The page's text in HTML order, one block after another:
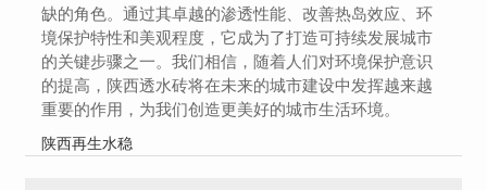
缺的角色。通过其卓越的渗透性能、改善热岛效应、环
境保护特性和美观程度，它成为了打造可持续发展城市
的关键步骤之一。我们相信，随着人们对环境保护意识
的提高，陕西透水砖将在未来的城市建设中发挥越来越
重要的作用，为我们创造更美好的城市生活环境。
陕西再生水稳